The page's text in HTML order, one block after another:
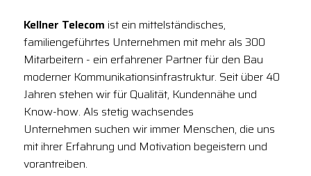
Kellner Telecom ist ein mittelständisches,
familiengeführtes Unternehmen mit mehr als 300
Mitarbeitern - ein erfahrener Partner für den Bau
moderner Kommunikationsinfrastruktur. Seit über 40
Jahren stehen wir für Qualität, Kundennähe und
Know-how. Als stetig wachsendes
Unternehmen suchen wir immer Menschen, die uns
mit ihrer Erfahrung und Motivation begeistern und
vorantreiben.